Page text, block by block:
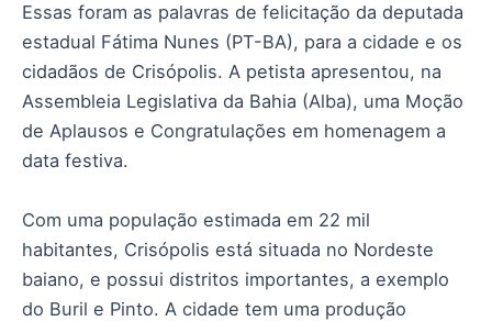
Essas foram as palavras de felicitação da deputada
estadual Fátima Nunes (PT-BA), para a cidade e os
cidadãos de Crisópolis. A petista apresentou, na
Assembleia Legislativa da Bahia (Alba), uma Moção
de Aplausos e Congratulações em homenagem a
data festiva.
Com uma população estimada em 22 mil
habitantes, Crisópolis está situada no Nordeste
baiano, e possui distritos importantes, a exemplo
do Buril e Pinto. A cidade tem uma produção